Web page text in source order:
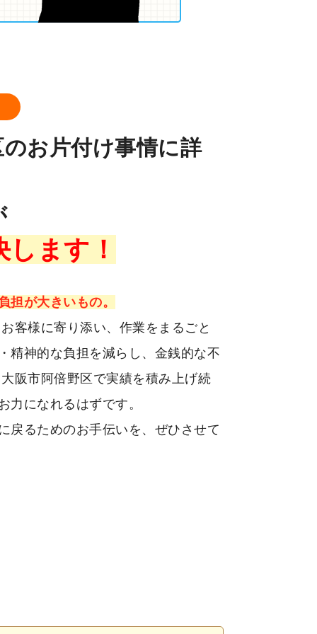
お片付け事情に詳
ます！
担が大きいもの。
客様に寄り添い、作業をまるごと
精神的な負担を減らし、金銭的な不
阪市阿倍野区で実績を積み上げ続
力になれるはずです。
戻るためのお手伝いを、ぜひさせて